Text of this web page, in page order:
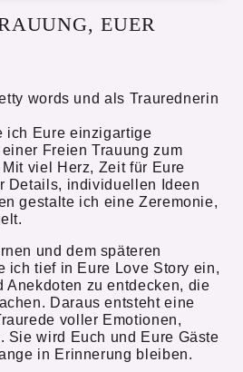
EUER
words und als Traurednerin
ich Eure einzigartige
Freien Trauung zum
viel Herz, Zeit für Eure
Details, individuellen Ideen
gestalte ich eine Zeremonie,
und dem späteren
ich tief in Eure Love Story ein,
Anekdoten zu entdecken, die
Daraus entsteht eine
voller Emotionen,
Sie wird Euch und Eure Gäste
in Erinnerung bleiben.